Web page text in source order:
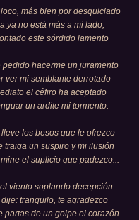
más bien por desquiciado
ya no está más a mi lado,
este sórdido lamento
pedido hacerme un juramento
ver mi semblante derrotado
el céfiro ha aceptado
un ardite mi tormento:
los besos que le ofrezco
traiga un suspiro y mi ilusión
el suplicio que padezco...
viento soplando decepción
tranquilo, te agradezco
partas de un golpe el corazón